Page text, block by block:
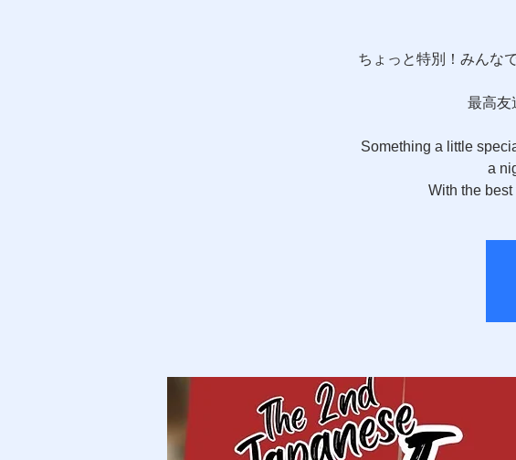
ちょっと特別！みんな
最高友
Something a little
a
With the